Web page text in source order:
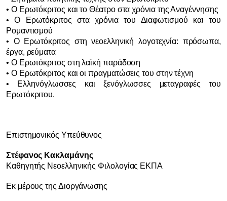
• Ο Ερωτόκριτος και το Θέατρο στα χρόνια της Αναγέννησης
• Ο Ερωτόκριτος στα χρόνια του Διαφωτισμού και του
Ρομαντισμού
• Ο Ερωτόκριτος στη νεοελληνική λογοτεχνία: πρόσωπα,
έργα, ρεύματα
• Ο Ερωτόκριτος στη λαϊκή παράδοση
• Ο Ερωτόκριτος και οι πραγματώσεις του στην τέχνη
• Ελληνόγλωσσες και ξενόγλωσσες μεταγραφές του
Ερωτόκριτου.
Επιστημονικός Υπεύθυνος
Στέφανος Κακλαμάνης
Καθηγητής Νεοελληνικής Φιλολογίας ΕΚΠΑ
Εκ μέρους της Διοργάνωσης